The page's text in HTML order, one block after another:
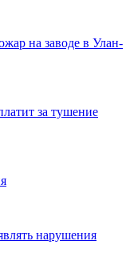
на заводе в Улан-
за тушение
нарушения